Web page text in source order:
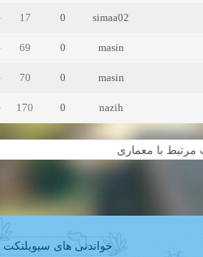
simaa02
0
17
masin
0
69
masin
0
70
nazih
0
170
خواندنی های سیویلتکت